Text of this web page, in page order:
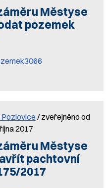
Městyse
pozemek
/ zveřejněno od
2017
Městyse
pachtovní
2017